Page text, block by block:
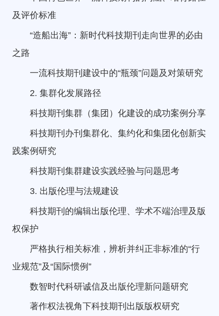
及评价标准
“造船出海”：新时代科技期刊走向世界的必由
之路
一流科技期刊建设中的“瓶颈”问题及对策研究
2. 集群化发展路径
科技期刊集群（集团）化建设的成功案例分享
科技期刊办刊集群化、集约化和集团化创新实
践案例研究
科技期刊集群建设实践经验与问题思考
3. 出版伦理与法规建设
科技期刊的编辑出版伦理、学术不端治理及版
权保护
严格执行相关标准，辨析并纠正非标准的“行
业规范”及“国际惯例”
数智时代科研诚信及出版伦理新问题研究
著作权法视角下科技期刊出版版权研究